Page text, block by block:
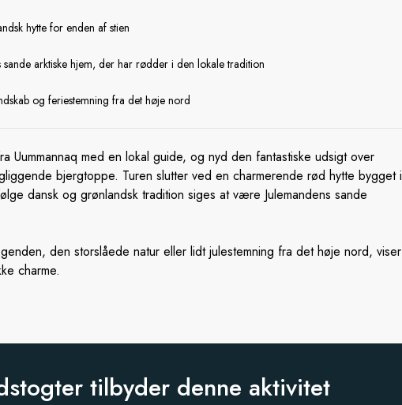
hytte for enden af stien
arktiske hjem, der har rødder i den lokale tradition
og feriestemning fra det høje nord
Uummannaq med en lokal guide, og nyd den fantastiske udsigt over
bjergtoppe. Turen slutter ved en charmerende rød hytte bygget i
dansk og grønlandsk tradition siges at være Julemandens sande
den storslåede natur eller lidt julestemning fra det høje nord, viser
charme.
tilbyder denne aktivitet